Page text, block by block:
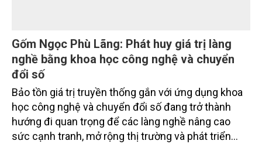
Gốm Ngọc Phù Lãng: Phát huy giá trị làng
nghề bằng khoa học công nghệ và chuyển
đổi số
Bảo tồn giá trị truyền thống gắn với ứng dụng khoa
học công nghệ và chuyển đổi số đang trở thành
hướng đi quan trọng để các làng nghề nâng cao
sức cạnh tranh, mở rộng thị trường và phát triển